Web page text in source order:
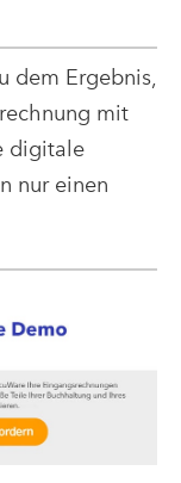
dem Ergebnis,
mit
digitale
nur einen